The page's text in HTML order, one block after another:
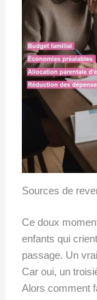
Sources de
Ce doux
enfants qui
passage. Un
Car oui, un
Alors comment